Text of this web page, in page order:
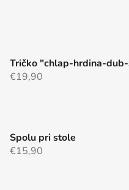
Tričko "chlap-hrdina-
€19,90
Spolu pri stole
€15,90